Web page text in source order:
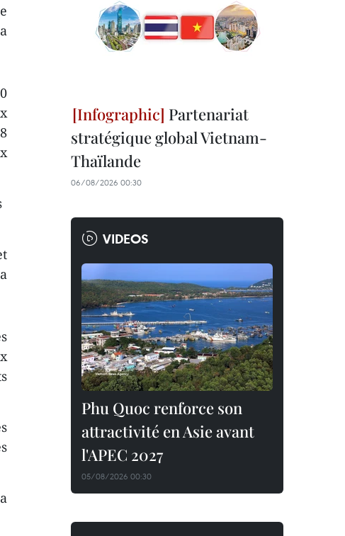
Partenariat
stratégique global Vietnam-
Thaïlande
06/08/2026 00:30
VIDEOS
Phu Quoc renforce son
attractivité en Asie avant
l'APEC 2027
05/08/2026 00:30